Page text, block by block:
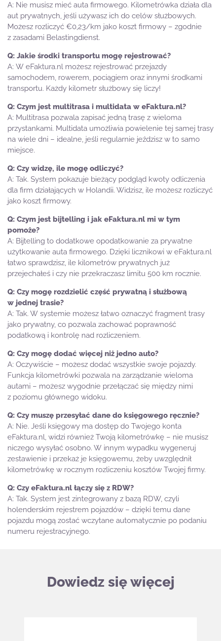
Nie musisz mieć auta firmowego. Kilometrówka działa dla
aut prywatnych, jeśli używasz ich do celów służbowych.
Możesz rozliczyć €0,23/km jako koszt firmowy – zgodnie
z zasadami Belastingdienst.
Jakie środki transportu mogę rejestrować?
W eFaktura.nl możesz rejestrować przejazdy
samochodem, rowerem, pociągiem oraz innymi środkami
transportu. Każdy kilometr służbowy się liczy!
Czym jest multitrasa i multidata w eFaktura.nl?
Multitrasa pozwala zapisać jedną trasę z wieloma
przystankami. Multidata umożliwia powielenie tej samej trasy
na wiele dni – idealne, jeśli regularnie jeździsz w to samo
miejsce.
Czy widzę, ile mogę odliczyć?
Tak. System pokazuje bieżący podgląd kwoty odliczenia
dla firm działających w Holandii. Widzisz, ile możesz rozliczyć
jako koszt firmowy.
Czym jest bijtelling i jak eFaktura.nl mi w tym
pomoże?
Bijtelling to dodatkowe opodatkowanie za prywatne
użytkowanie auta firmowego. Dzięki licznikowi w eFaktura.nl
łatwo sprawdzisz, ile kilometrów prywatnych już
przejechałeś i czy nie przekraczasz limitu 500 km rocznie.
Czy mogę rozdzielić część prywatną i służbową
w jednej trasie?
Tak. W systemie możesz łatwo oznaczyć fragment trasy
jako prywatny, co pozwala zachować poprawność
podatkową i kontrolę nad rozliczeniem.
Czy mogę dodać więcej niż jedno auto?
Oczywiście – możesz dodać wszystkie swoje pojazdy.
Funkcja kilometrówki pozwala na zarządzanie wieloma
autami – możesz wygodnie przełączać się między nimi
z poziomu głównego widoku.
Czy muszę przesyłać dane do księgowego ręcznie?
Nie. Jeśli księgowy ma dostęp do Twojego konta
eFaktura.nl, widzi również Twoją kilometrówkę – nie musisz
niczego wysyłać osobno. W innym wypadku wygeneruj
zestawienie i przekaż je księgowemu, żeby uwzględnił
kilometrówkę w rocznym rozliczeniu kosztów Twojej firmy.
Czy eFaktura.nl łączy się z RDW?
Tak. System jest zintegrowany z bazą RDW, czyli
holenderskim rejestrem pojazdów – dzięki temu dane
pojazdu mogą zostać wczytane automatycznie po podaniu
numeru rejestracyjnego.
Dowiedz się więcej